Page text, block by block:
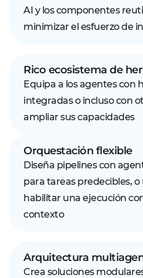
AI y los componentes
minimizar el esfuerzo de
Rico ecosistema de
Equipa a los agentes con
integradas o incluso con
ampliar sus capacidades
Orquestación flexible
Diseña pipelines con
para tareas predecibles, o
habilitar una ejecución
contexto
Arquitectura
Crea soluciones